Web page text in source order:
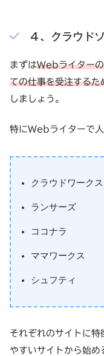
４、クラウド
まずはWebライター
ての仕事を受注するた
しましょう。
特にWebライターで人
クラウドワークス
ランサーズ
ココナラ
ママワークス
シュフティ
それぞれのサイトに特
やすいサイトから始め